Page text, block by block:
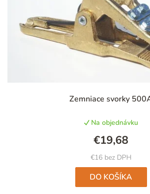
Zemniace svorky
Na objednávku
€16 bez DPH
€19,68
DO KOŠÍKA